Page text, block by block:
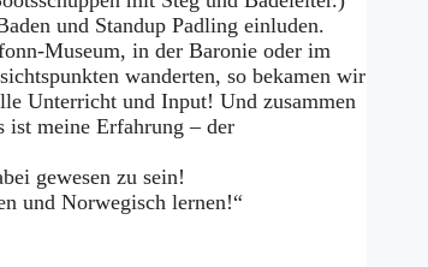
und Standup Padling einluden.
Museum, in der Baronie oder im
wanderten, so bekamen wir
Unterricht und Input! Und zusammen
ist meine Erfahrung – der
gewesen zu sein!
und Norwegisch lernen!“